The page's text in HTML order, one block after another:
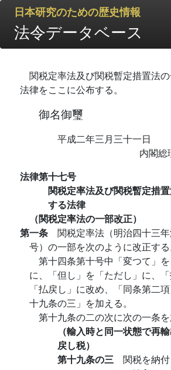
日本研究のための歴史情報
法令データベース
関税定率法及び関税暫定措置法
法律をここに公布する。
御名御璽
平成二年三月三十一日
内閣
法律第十七号
関税定率法及び関税暫定措
する法律
（関税定率法の一部改正）
第一条 関税定率法（明治四十三
号）の一部を次のように改正する
第十四条第十号中「変つて」を
に、「但し」を「ただし」に、
「払戻し」に改め、「同条第二
十九条の三」を加える。
第十九条の二の次に次の一条を
（輸入時と同一状態で再
戻し税）
第十九条の三 関税を納